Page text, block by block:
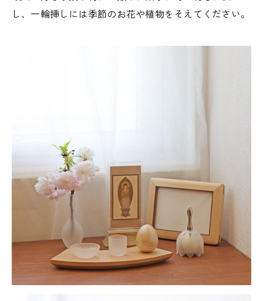
し、一輪挿しには季節のお花や植物をそえてください。